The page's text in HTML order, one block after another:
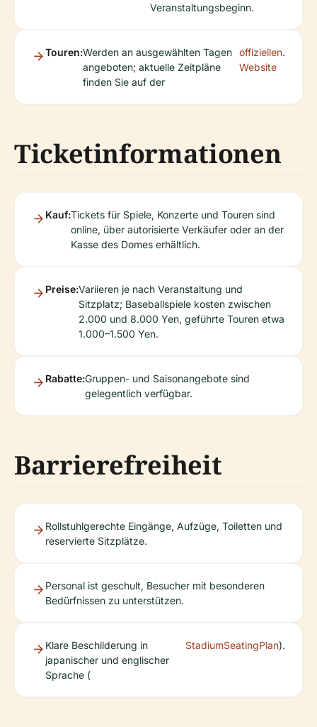
Veranstaltungsbeginn.
Touren:Werden an ausgewählten Tagen
angeboten; aktuelle Zeitpläne
finden Sie auf der
offiziellen
Website
.
Ticketinformationen
Kauf:Tickets für Spiele, Konzerte und Touren sind
online, über autorisierte Verkäufer oder an der
Kasse des Domes erhältlich.
Preise:Variieren je nach Veranstaltung und
Sitzplatz; Baseballspiele kosten zwischen
2.000 und 8.000 Yen, geführte Touren etwa
1.000–1.500 Yen.
Rabatte:Gruppen- und Saisonangebote sind
gelegentlich verfügbar.
Barrierefreiheit
Rollstuhlgerechte Eingänge, Aufzüge, Toiletten und
reservierte Sitzplätze.
Personal ist geschult, Besucher mit besonderen
Bedürfnissen zu unterstützen.
Klare Beschilderung in
japanischer und englischer
Sprache (
StadiumSeatingPlan).